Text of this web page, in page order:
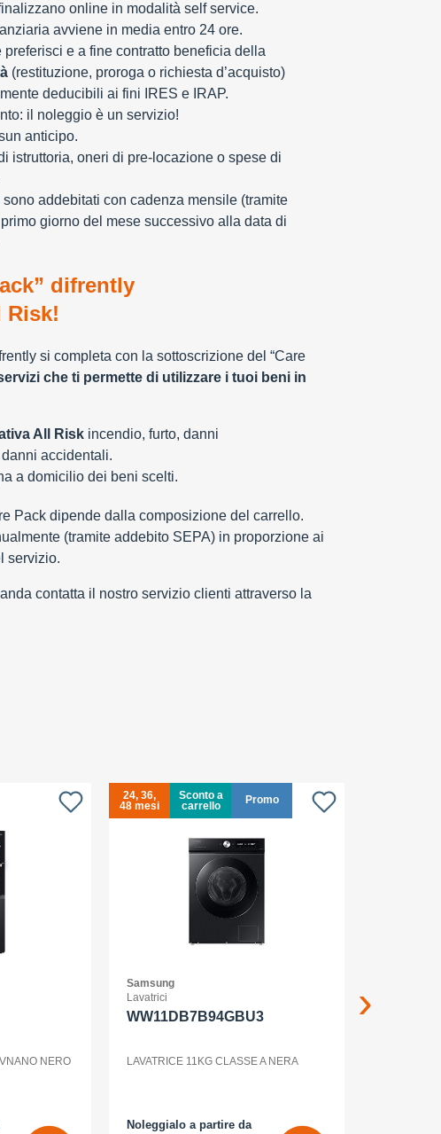
online in modalità self service.
avviene in media entro 24 ore.
e a fine contratto beneficia della
(restituzione, proroga o richiesta d’acquisto)
deducibili ai fini IRES e IRAP.
il noleggio è un servizio!
anticipo.
istruttoria, oneri di pre-locazione o spese di
sono addebitati con cadenza mensile (tramite
giorno del mese successivo alla data di
difrently
Risk!
si completa con la sottoscrizione del “Care
che ti permette di utilizzare i tuoi beni in
All Riskincendio, furto, danni
accidentali.
a domicilio dei beni scelti.
Pack dipende dalla composizione del carrello.
(tramite addebito SEPA) in proporzione ai
servizio.
contatta il nostro servizio clienti attraverso la
NERO
24, 36,
48 mesi
Sconto a
carrello
Promo
Samsung
Lavatrici
WW11DB7B94GBU3
LAVATRICE 11KG CLASSE A NERA
Noleggialo a partire da